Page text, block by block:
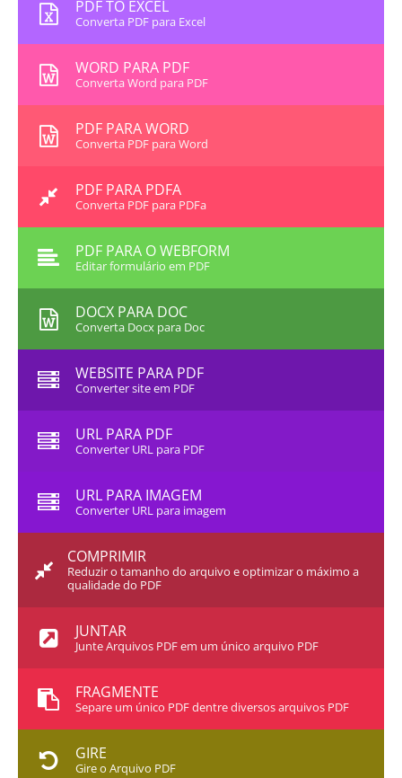
PDF TO EXCEL
Converta PDF para Excel
WORD PARA PDF
Converta Word para PDF
PDF PARA WORD
Converta PDF para Word
PDF PARA PDFA
Converta PDF para PDFa
PDF PARA O WEBFORM
Editar formulário em PDF
DOCX PARA DOC
Converta Docx para Doc
WEBSITE PARA PDF
Converter site em PDF
URL PARA PDF
Converter URL para PDF
URL PARA IMAGEM
Converter URL para imagem
COMPRIMIR
Reduzir o tamanho do arquivo e optimizar o máximo a
qualidade do PDF
JUNTAR
Junte Arquivos PDF em um único arquivo PDF
FRAGMENTE
Separe um único PDF dentre diversos arquivos PDF
GIRE
Gire o Arquivo PDF